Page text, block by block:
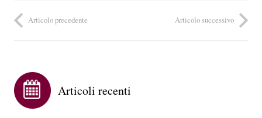
Articolo precedente Articolo successivo
Articoli recenti